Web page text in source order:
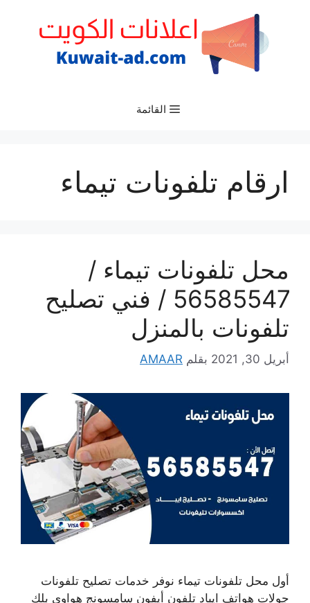
القائمة
ارقام تلفونات تيماء
محل تلفونات تيماء /
56585547 / فني تصليح
تلفونات بالمنزل
أبريل 30, 2021 بقلم AMAAR
أول محل تلفونات تيماء نوفر خدمات تصليح تلفونات
جولات هواتف ايباد تلفون أيفون سامسونج هواوي بلك